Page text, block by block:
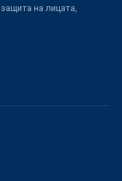
на лицата,